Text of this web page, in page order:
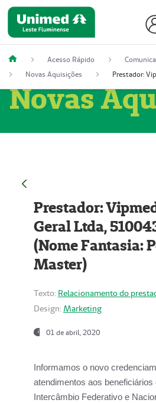
Acesso Rápido
Novas Aquisições
Novas
Prestador:
Geral Ltda,
(Nome Fantasia:
Master)
Texto: Relacionamento do
Design: Marketing
01 de abril, 2020
Informamos o novo
atendimentos aos beneficiários
Intercâmbio Federativo e